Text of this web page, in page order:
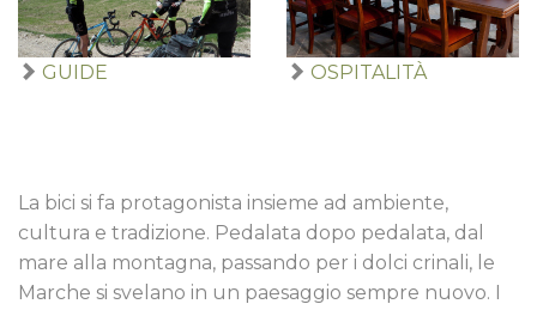
GUIDE OSPITALITÀ
La bici si fa protagonista insieme ad ambiente,
cultura e tradizione. Pedalata dopo pedalata, dal
mare alla montagna, passando per i dolci crinali, le
Marche si svelano in un paesaggio sempre nuovo. I